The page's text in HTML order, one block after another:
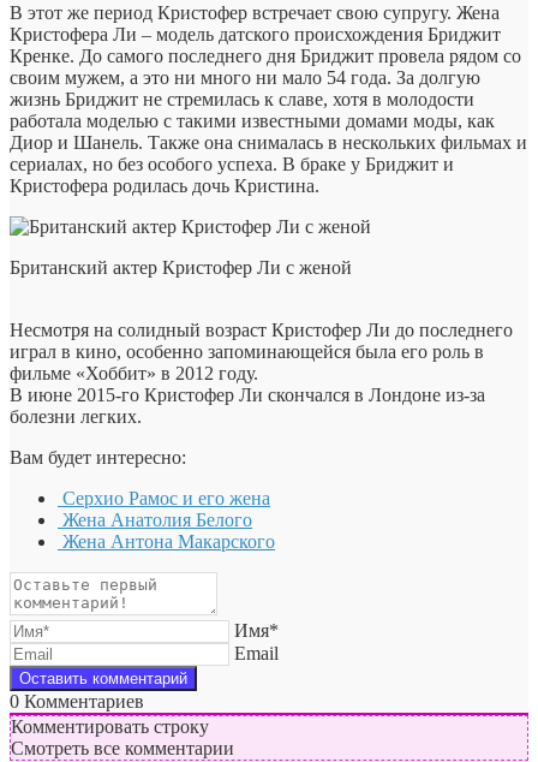
В этот же период Кристофер встречает свою супругу. Жена
Кристофера Ли – модель датского происхождения Бриджит
Кренке. До самого последнего дня Бриджит провела рядом со
своим мужем, а это ни много ни мало 54 года. За долгую
жизнь Бриджит не стремилась к славе, хотя в молодости
работала моделью с такими известными домами моды, как
Диор и Шанель. Также она снималась в нескольких фильмах и
сериалах, но без особого успеха. В браке у Бриджит и
Кристофера родилась дочь Кристина.
Британский актер Кристофер Ли с женой
Несмотря на солидный возраст Кристофер Ли до последнего
играл в кино, особенно запоминающейся была его роль в
фильме «Хоббит» в 2012 году.
В июне 2015-го Кристофер Ли скончался в Лондоне из-за
болезни легких.
Вам будет интересно:
Серхио Рамос и его жена
Жена Анатолия Белого
Жена Антона Макарского
Имя*
Email
0 Комментариев
Комментировать строку
Смотреть все комментарии